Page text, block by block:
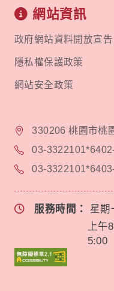
網站資訊
政府網站資料開放宣告
隱私權保護政策
網站安全政策
330206 桃園市桃
03-
03-
服務時間： 星期
上
5:00